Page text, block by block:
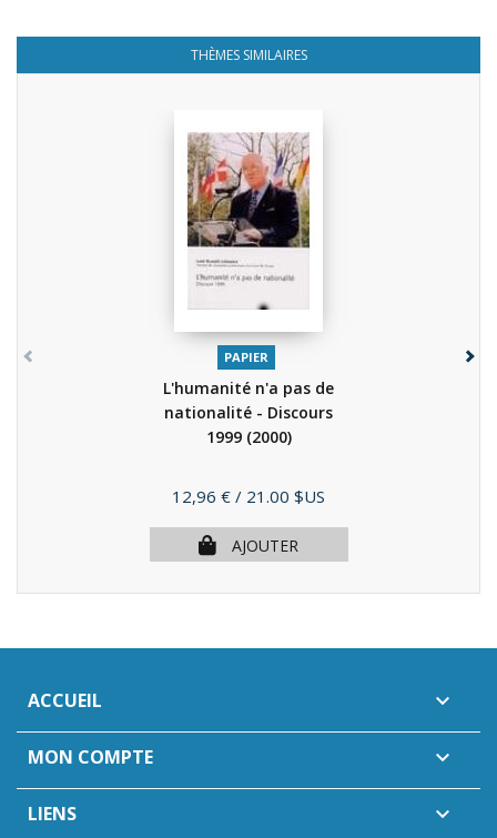
THÈMES SIMILAIRES
PAPIER
L'humanité n'a pas de
nationalité - Discours
1999 (2000)
Prix
12,96 € / 21.00 $US
AJOUTER
ACCUEIL 
MON COMPTE 
LIENS 